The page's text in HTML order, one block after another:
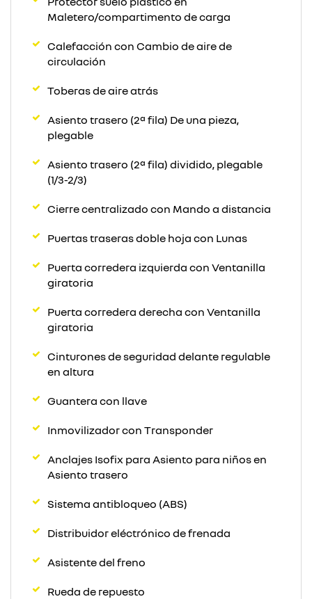
Maletero/compartimento de carga
Calefacción con Cambio de aire de
circulación
Toberas de aire atrás
Asiento trasero (2ª fila) De una pieza,
plegable
Asiento trasero (2ª fila) dividido, plegable
(1/3-2/3)
Cierre centralizado con Mando a distancia
Puertas traseras doble hoja con Lunas
Puerta corredera izquierda con Ventanilla
giratoria
Puerta corredera derecha con Ventanilla
giratoria
Cinturones de seguridad delante regulable
en altura
Guantera con llave
Inmovilizador con Transponder
Anclajes Isofix para Asiento para niños en
Asiento trasero
Sistema antibloqueo (ABS)
Distribuidor eléctrónico de frenada
Asistente del freno
Rueda de repuesto